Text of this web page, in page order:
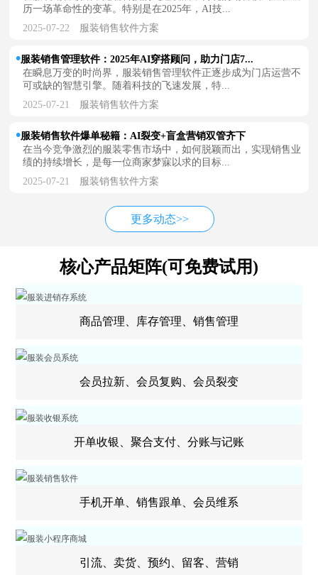
历一场革命性的变革。特别是在2025年，AI技...
2025-07-22 服装销售软件方案
服装销售管理软件：2025年AI穿搭顾问，助力门店7...
在瞬息万变的时尚界，服装销售管理软件正逐步成为门店运营不
可或缺的智慧引擎。随着科技的飞速发展，特...
2025-07-21 服装销售软件方案
服装销售软件爆单秘籍：AI裂变+盲盒营销双管齐下
在当今竞争激烈的服装零售市场中，如何脱颖而出，实现销售业
绩的持续增长，是每一位商家梦寐以求的目标...
2025-07-21 服装销售软件方案
更多动态>>
核心产品矩阵(可免费试用)
商品管理、库存管理、销售管理
会员拉新、会员复购、会员裂变
开单收银、聚合支付、分账与记账
手机开单、销售跟单、会员维系
引流、卖货、预约、留客、营销